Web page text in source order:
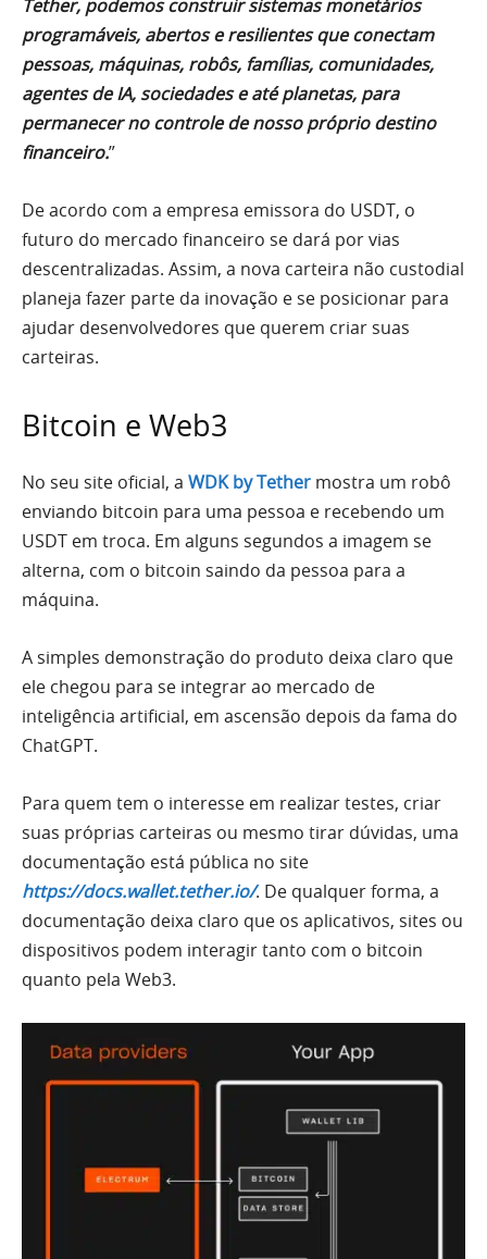
Tether, podemos construir sistemas monetários
programáveis, abertos e resilientes que conectam
pessoas, máquinas, robôs, famílias, comunidades,
agentes de IA, sociedades e até planetas, para
permanecer no controle de nosso próprio destino
financeiro.”
De acordo com a empresa emissora do USDT, o
futuro do mercado financeiro se dará por vias
descentralizadas. Assim, a nova carteira não custodial
planeja fazer parte da inovação e se posicionar para
ajudar desenvolvedores que querem criar suas
carteiras.
Bitcoin e Web3
No seu site oficial, a WDK by Tether mostra um robô
enviando bitcoin para uma pessoa e recebendo um
USDT em troca. Em alguns segundos a imagem se
alterna, com o bitcoin saindo da pessoa para a
máquina.
A simples demonstração do produto deixa claro que
ele chegou para se integrar ao mercado de
inteligência artificial, em ascensão depois da fama do
ChatGPT.
Para quem tem o interesse em realizar testes, criar
suas próprias carteiras ou mesmo tirar dúvidas, uma
documentação está pública no site
https://docs.wallet.tether.io/. De qualquer forma, a
documentação deixa claro que os aplicativos, sites ou
dispositivos podem interagir tanto com o bitcoin
quanto pela Web3.